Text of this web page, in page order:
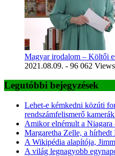
Magyar irodalom – Költői
2021.08.09. - 96 062 Views
Legutóbbi bejegyzések
Lehet-e kémkedni közúti
rendszámfelismerő
Amikor elnémult a
Margaretha Zelle, a hírhedt
A Wikipédia alapítója,
A világ legnagyobb